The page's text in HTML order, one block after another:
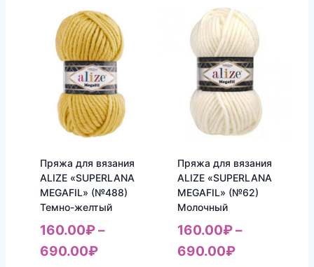
Пряжа для вязания
ALIZE «SUPERLANA
MEGAFIL» (№488)
Темно-желтый
160.00₽–
690.00₽
Пряжа для вязания
ALIZE «SUPERLANA
MEGAFIL» (№62)
Молочный
160.00₽–
690.00₽